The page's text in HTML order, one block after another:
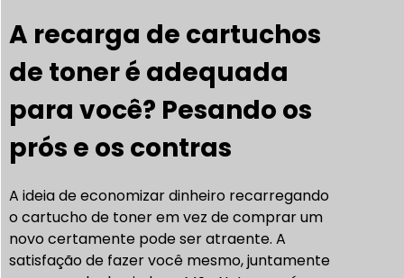
A recarga de cartuchos
de toner é adequada
para você? Pesando os
prós e os contras
A ideia de economizar dinheiro recarregando
o cartucho de toner em vez de comprar um
novo certamente pode ser atraente. A
satisfação de fazer você mesmo, juntamente